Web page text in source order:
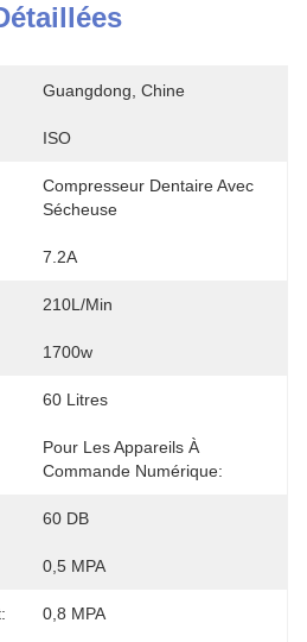
Guangdong, Chine
ISO
Compresseur Dentaire Avec
Sécheuse
7.2A
210L/min
1700w
60 Litres
Pour Les Appareils À
Commande Numérique:
60 DB
0,5 MPA
0,8 MPA